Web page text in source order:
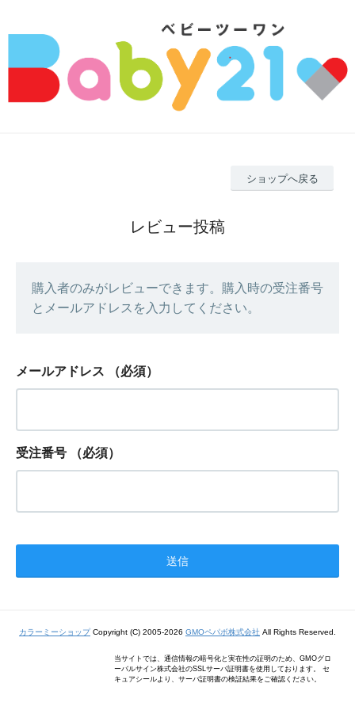
ショップへ戻る
レビュー投稿
購入者のみがレビューできます。購入時の受注番号
とメールアドレスを入力してください。
メールアドレス （必須）
受注番号 （必須）
カラーミーショップCopyright (C) 2005-2026 GMOペパボ株式会社 All Rights Reserved.
当サイトでは、通信情報の暗号化と実在性の証明のため、GMOグロ
ーバルサイン株式会社のSSLサーバ証明書を使用しております。 セ
キュアシールより、サーバ証明書の検証結果をご確認ください。